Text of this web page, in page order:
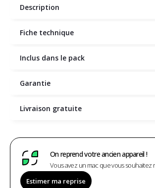
Description
Fiche technique
Inclus dans le pack
Garantie
Livraison gratuite
On reprend votre ancien appareil !
Vous avez un mac que vous souhaitez
Estimer ma reprise